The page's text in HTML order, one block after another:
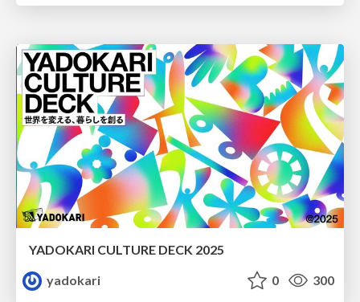
YADOKARI CULTURE DECK 2025
yadokari
0 300